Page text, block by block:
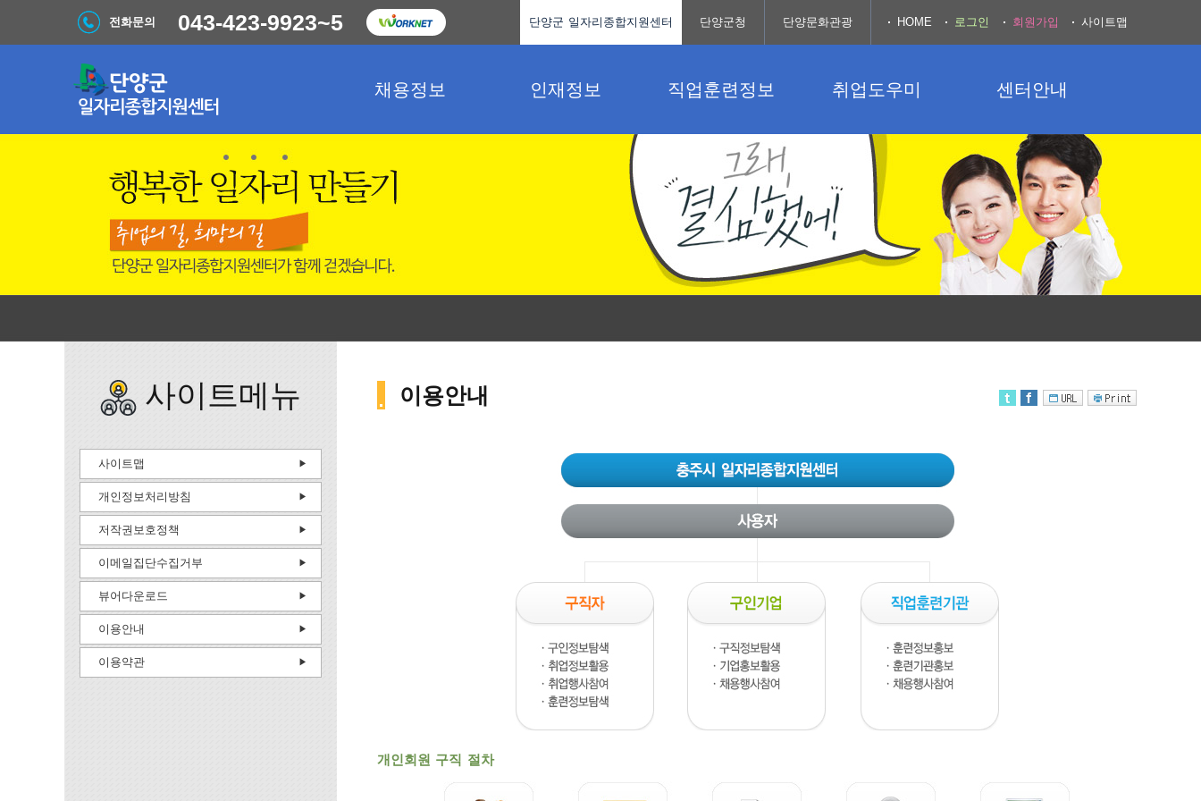
채용정보 인재정보 직업훈련정보 취업도우미 센터안내
전화문의 043-423-9923~5 단양군 일자리종합지원센터 단양군청 단양문화관광 HOME 로그인 회원가입 사이트맵
이용안내
개인회원 구직 절차
사이트메뉴
사이트맵
개인정보처리방침
저작권보호정책
이메일집단수집거부
뷰어다운로드
이용안내
이용약관